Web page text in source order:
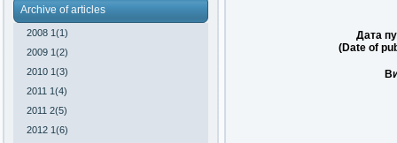
Archive of articles
2008 1(1)
2009 1(2)
2010 1(3)
2011 1(4)
2011 2(5)
2012 1(6)
Дата
(Date of